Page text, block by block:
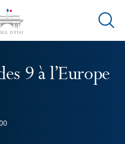
Ouvrir
9 à l’Europe